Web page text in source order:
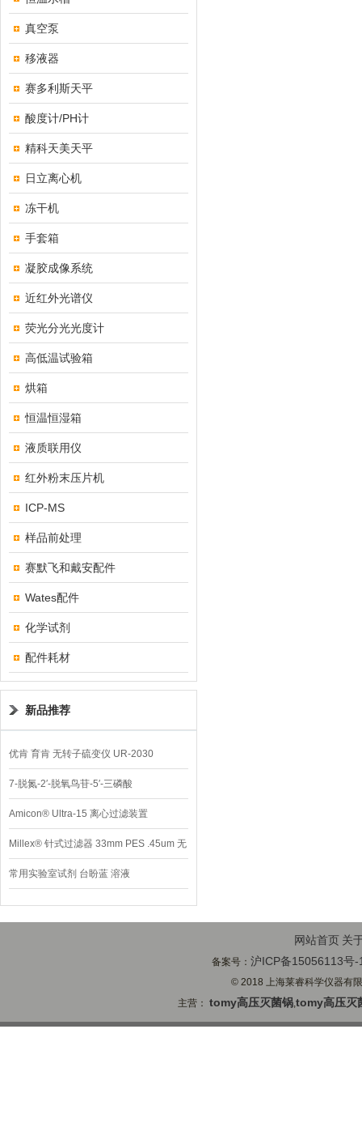
真空泵
移液器
赛多利斯天平
酸度计/PH计
精科天美天平
日立离心机
冻干机
手套箱
凝胶成像系统
近红外光谱仪
荧光分光光度计
高低温试验箱
烘箱
恒温恒湿箱
液质联用仪
红外粉末压片机
ICP-MS
样品前处理
赛默飞和戴安配件
Wates配件
化学试剂
配件耗材
新品推荐
优肯 育肯 无转子硫变仪 UR-2030
7-脱氮-2′-脱氧鸟苷-5′-三磷酸
Amicon® Ultra-15 离心过滤装置
Millex® 针式过滤器 33mm PES .45um 无
菌
常用实验室试剂 台盼蓝 溶液
网站首页 关
备案号：沪ICP备15056113号-
© 2018 上海莱睿科学仪器有
主营：tomy高压灭菌锅,tomy高压灭